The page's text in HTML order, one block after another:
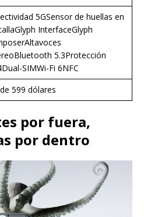
5GSensor de huellas en
InterfaceGlyph
5.3Protección
SIMWi-Fi 6NFC
599 dólares
por fuera,
por dentro